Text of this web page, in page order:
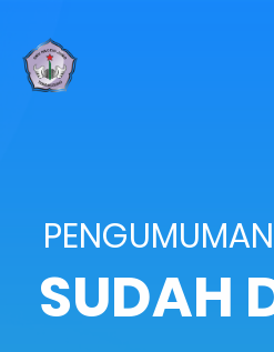
SUDAH